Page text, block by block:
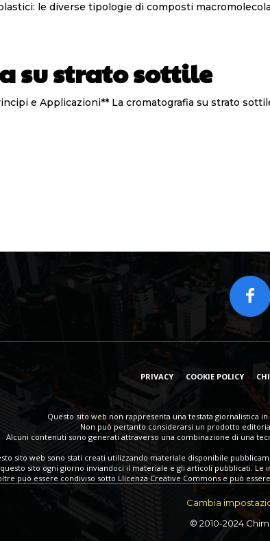
macromolecolari** I polimeri costituiscono una vasta gamma di materiali che si
su strato sottile
**Cromatografia su strato sottile: Principi e
PRIVACY COOKIE POLICY
Questo sito web non rappresenta una testata giornalistica
Non può pertanto considerarsi un prodotto
Alcuni contenuti sono generati attraverso una combinazione di una
sito web sono stati creati utilizzando materiale disponibile
sito ogni giorno inviandoci il materiale e gli articoli pubblicati.
può essere condiviso sotto Llicenza Creative Commons e può
Cambia
© 2010-2024